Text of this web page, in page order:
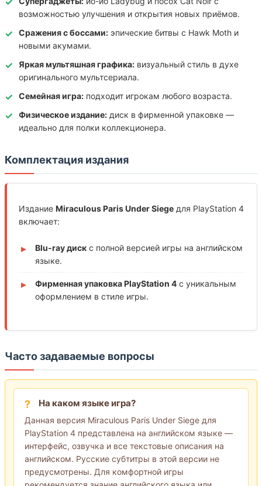
возможностью улучшения и открытия новых приёмов.
Сражения с боссами: эпические битвы с Hawk Moth и
новыми акумами.
Яркая мультяшная графика: визуальный стиль в духе
оригинального мультсериала.
Семейная игра: подходит игрокам любого возраста.
Физическое издание: диск в фирменной упаковке —
идеально для полки коллекционера.
Комплектация издания
Издание Miraculous Paris Under Siege для PlayStation 4
включает:
Blu-ray диск с полной версией игры на английском
языке.
Фирменная упаковка PlayStation 4 с уникальным
оформлением в стиле игры.
Часто задаваемые вопросы
На каком языке игра?
Данная версия Miraculous Paris Under Siege для
PlayStation 4 представлена на английском языке —
интерфейс, озвучка и все текстовые описания на
английском. Русские субтитры в этой версии не
предусмотрены. Для комфортной игры